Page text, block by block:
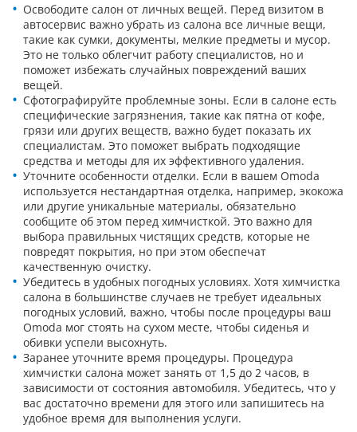
Освободите салон от личных вещей. Перед визитом в
автосервис важно убрать из салона все личные вещи,
такие как сумки, документы, мелкие предметы и мусор.
Это не только облегчит работу специалистов, но и
поможет избежать случайных повреждений ваших
вещей.
Сфотографируйте проблемные зоны. Если в салоне есть
специфические загрязнения, такие как пятна от кофе,
грязи или других веществ, важно будет показать их
специалистам. Это поможет выбрать подходящие
средства и методы для их эффективного удаления.
Уточните особенности отделки. Если в вашем Omoda
используется нестандартная отделка, например, экокожа
или другие уникальные материалы, обязательно
сообщите об этом перед химчисткой. Это важно для
выбора правильных чистящих средств, которые не
повредят покрытия, но при этом обеспечат
качественную очистку.
Убедитесь в удобных погодных условиях. Хотя химчистка
салона в большинстве случаев не требует идеальных
погодных условий, важно, чтобы после процедуры ваш
Omoda мог стоять на сухом месте, чтобы сиденья и
обивки успели высохнуть.
Заранее уточните время процедуры. Процедура
химчистки салона может занять от 1,5 до 2 часов, в
зависимости от состояния автомобиля. Убедитесь, что у
вас достаточно времени для этого или запишитесь на
удобное время для выполнения услуги.